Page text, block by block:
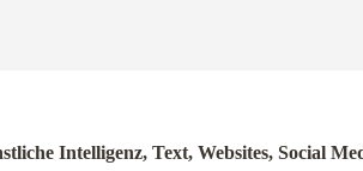
Intelligenz, Text, Websites, Social